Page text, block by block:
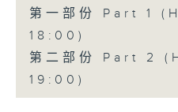
第一部份 Part 1
18:00)
第二部份 Part 2
19:00)